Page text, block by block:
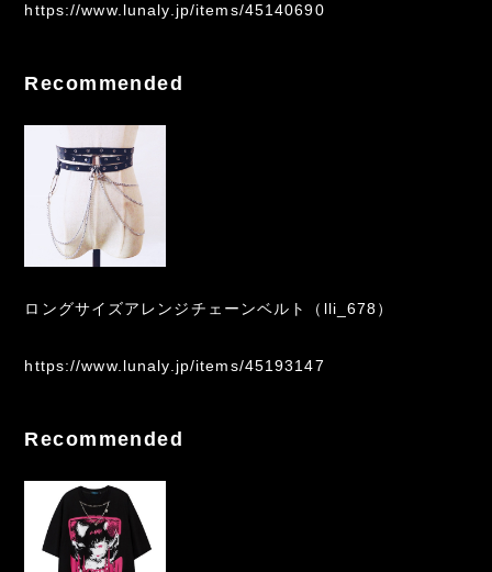
https://www.lunaly.jp/items/45140690
Recommended
ロングサイズアレンジチェーンベルト（lli_678）
https://www.lunaly.jp/items/45193147
Recommended